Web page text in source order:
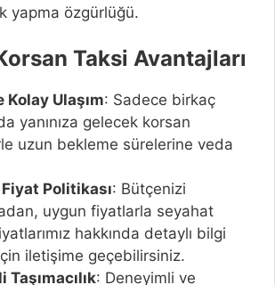
yapma özgürlüğü.
Taksi Avantajları
Kolay Ulaşım: Sadece birkaç
yanınıza gelecek korsan
uzun bekleme sürelerine veda
Politikası: Bütçenizi
uygun fiyatlarla seyahat
hakkında detaylı bilgi
iletişime geçebilirsiniz.
Taşımacılık: Deneyimli ve